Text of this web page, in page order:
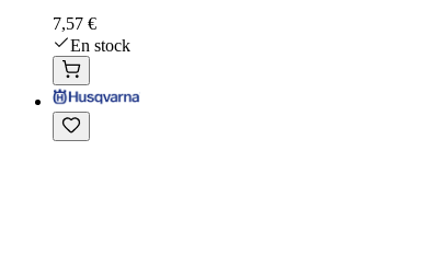
7,57 €
En stock